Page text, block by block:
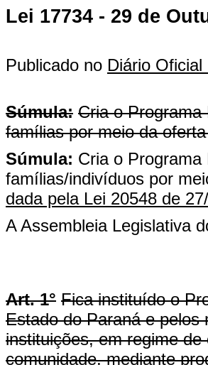
Lei 17734 - 29 de
Publicado no Diário Oficial
Súmula: Cria o
famílias por meio da
Súmula: Cria o
famílias/indivíduos por
dada pela Lei 20548 de
A Assembleia Legislativa
Art. 1° Fica instituído o
Estado do Paraná e pelos
instituições, em regime
comunidade, mediante